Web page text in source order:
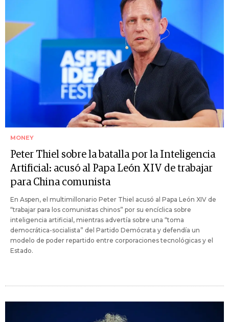
MONEY
Peter Thiel sobre la batalla por la Inteligencia
Artificial: acusó al Papa León XIV de trabajar
para China comunista
En Aspen, el multimillonario Peter Thiel acusó al Papa León XIV de
“trabajar para los comunistas chinos” por su encíclica sobre
inteligencia artificial, mientras advertía sobre una “toma
democrática-socialista” del Partido Demócrata y defendía un
modelo de poder repartido entre corporaciones tecnológicas y el
Estado.